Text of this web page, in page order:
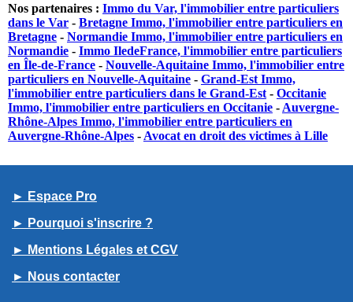
Nos partenaires : Immo du Var, l'immobilier entre particuliers
dans le Var - Bretagne Immo, l'immobilier entre particuliers en
Bretagne - Normandie Immo, l'immobilier entre particuliers en
Normandie - Immo IledeFrance, l'immobilier entre particuliers
en Île-de-France - Nouvelle-Aquitaine Immo, l'immobilier entre
particuliers en Nouvelle-Aquitaine - Grand-Est Immo,
l'immobilier entre particuliers dans le Grand-Est - Occitanie
Immo, l'immobilier entre particuliers en Occitanie - Auvergne-
Rhône-Alpes Immo, l'immobilier entre particuliers en
Auvergne-Rhône-Alpes - Avocat en droit des victimes à Lille
► Espace Pro
► Pourquoi s'inscrire ?
► Mentions Légales et CGV
► Nous contacter